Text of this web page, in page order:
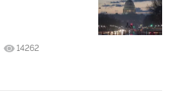
14262